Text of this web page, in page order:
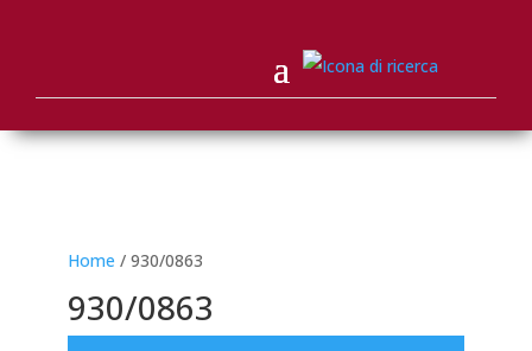
Home / 930/0863
930/0863